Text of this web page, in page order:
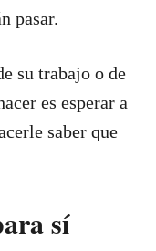
pasar.
su trabajo o de
es esperar a
saber que
sí